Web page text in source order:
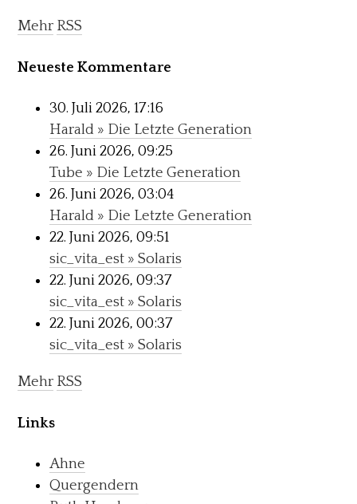
Mehr RSS
Neueste Kommentare
30. Juli 2026, 17:16
Harald » Die Letzte Generation
26. Juni 2026, 09:25
Tube » Die Letzte Generation
26. Juni 2026, 03:04
Harald » Die Letzte Generation
22. Juni 2026, 09:51
sic_vita_est » Solaris
22. Juni 2026, 09:37
sic_vita_est » Solaris
22. Juni 2026, 00:37
sic_vita_est » Solaris
Mehr RSS
Links
Ahne
Quergendern